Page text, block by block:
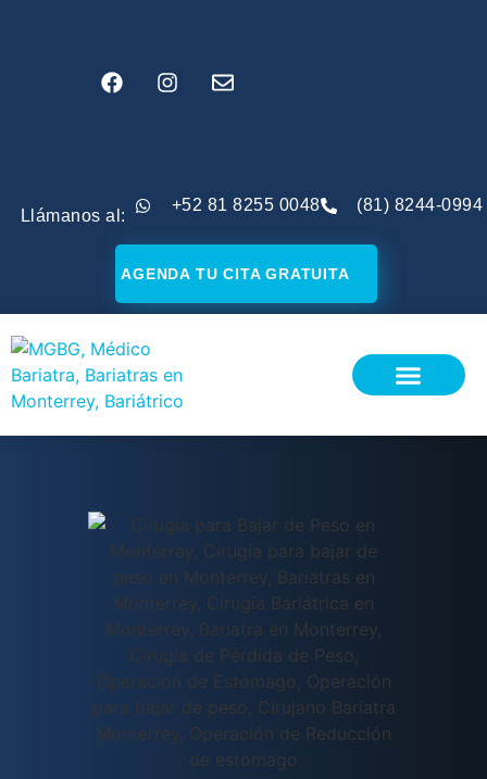
Llámanos al:
+52 81 8255 0048 (81) 8244-0994
AGENDA TU CITA GRATUITA